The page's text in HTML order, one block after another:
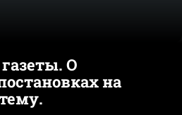
О
на